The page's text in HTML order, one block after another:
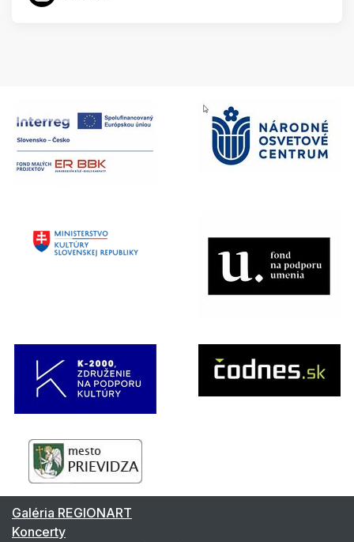
Galéria REGIONART
Koncerty